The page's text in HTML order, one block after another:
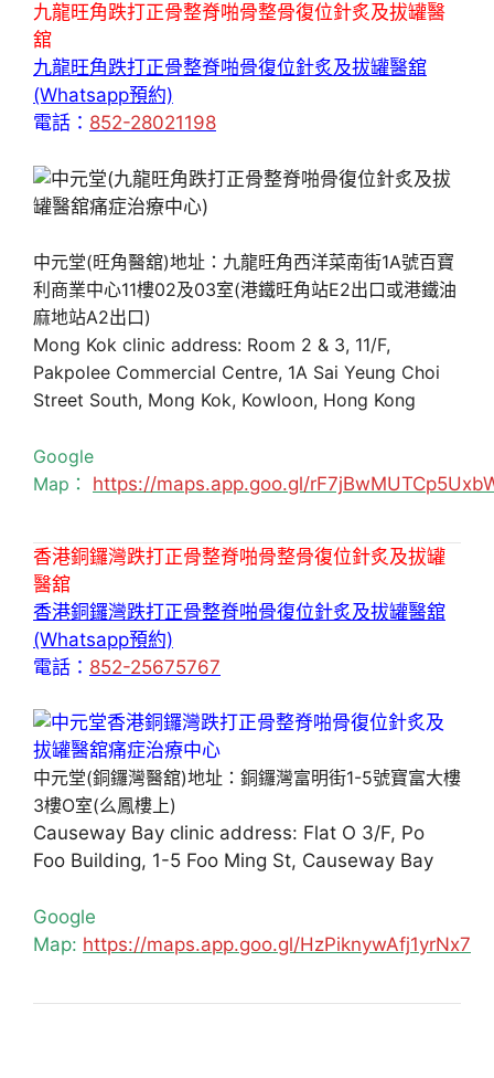
九龍旺角跌打正骨整脊啪骨整骨復位針炙及拔罐醫
舘
九龍旺角跌打正骨整脊啪骨復位針炙及拔罐醫舘
(Whatsapp預約)
電話： 852-28021198
中元堂(旺角醫舘)地址：九龍旺角西洋菜南街1A號百寶
利商業中心11樓02及03室(港鐵旺角站E2出口或港鐵油
麻地站A2出口)
Mong Kok clinic address: Room 2 & 3, 11/F,
Pakpolee Commercial Centre, 1A Sai Yeung Choi
Street South, Mong Kok, Kowloon, Hong Kong
Google
Map： https://maps.app.goo.gl/
香港銅鑼灣跌打正骨整脊啪骨整骨復位針炙及拔罐
醫舘
香港銅鑼灣跌打正骨整脊啪骨復位針炙及拔罐醫舘
(Whatsapp預約)
電話： 852-25675767
中元堂(銅鑼灣醫舘)地址：銅鑼灣富明街1-5號寶富大樓
3樓O室(么鳳樓上)
Causeway Bay clinic address: Flat O 3/F, Po
Foo Building, 1-5 Foo Ming St, Causeway Bay
Google
Map: https://maps.app.goo.gl/HzPiknywAfj1yrNx7